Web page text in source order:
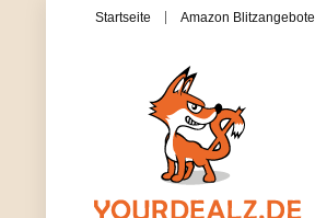
Startseite Amazon Blitzangebote